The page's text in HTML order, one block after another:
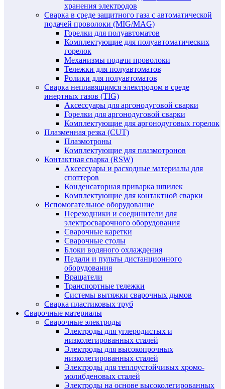
хранения электродов
Сварка в среде защитного газа с автоматической
подачей проволоки (MIG/MAG)
Горелки для полуавтоматов
Комплектующие для полуавтоматических
горелок
Механизмы подачи проволоки
Тележки для полуавтоматов
Ролики для полуавтоматов
Сварка неплавящимся электродом в среде
инертных газов (TIG)
Аксессуары для аргонодуговой сварки
Горелки для аргонодуговой сварки
Комплектующие для аргонодуговых горелок
Плазменная резка (CUT)
Плазмотроны
Комплектующие для плазмотронов
Контактная сварка (RSW)
Аксессуары и расходные материалы для
споттеров
Конденсаторная приварка шпилек
Комплектующие для контактной сварки
Вспомогательное оборудование
Переходники и соединители для
электросварочного оборудования
Сварочные каретки
Сварочные столы
Блоки водяного охлаждения
Педали и пульты дистанционного
оборудования
Вращатели
Транспортные тележки
Системы вытяжки сварочных дымов
Сварка пластиковых труб
Сварочные материалы
Сварочные электроды
Электроды для углеродистых и
низколегированных сталей
Электроды для высокопрочных
низколегированных сталей
Электроды для теплоустойчивых хромо-
молибденовых сталей
Электроды на основе высоколегированных